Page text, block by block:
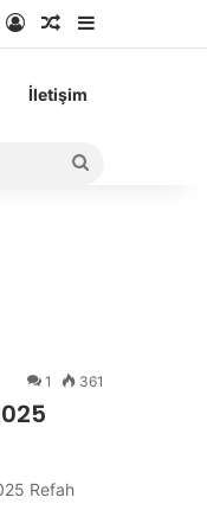
Kayıt OlRastgele Makale
İletişim
1 361
Refah